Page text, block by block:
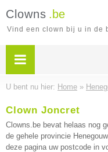
Clowns .be
Vind een clown bij u in de
U bent nu hier: Home »
Clown Joncret
Clowns.be bevat helaas nog
de gehele provincie
deze pagina uw postcode in